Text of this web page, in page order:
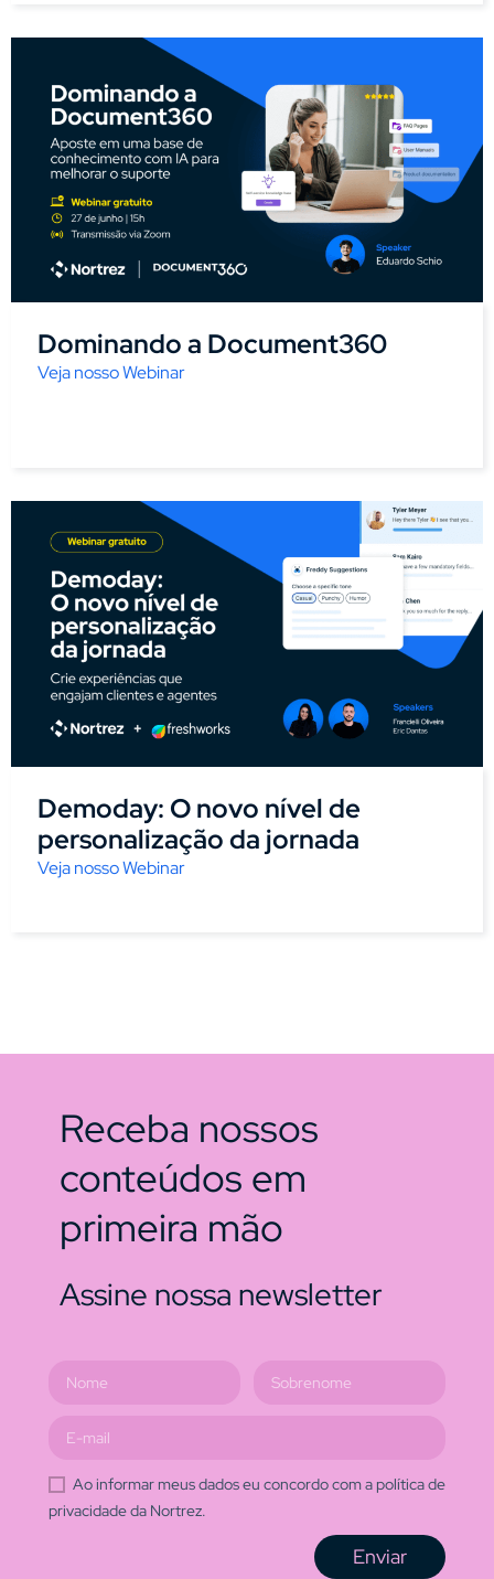
Dominando a Document360
Veja nosso Webinar
Demoday: O novo nível de
personalização da jornada
Veja nosso Webinar
Receba nossos
conteúdos em
primeira mão
Assine nossa newsletter
Ao informar meus dados eu concordo com a política de
privacidade da Nortrez.
Enviar